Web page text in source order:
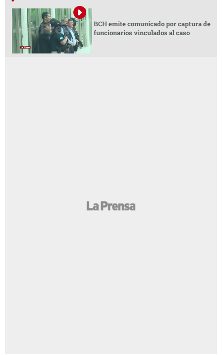
BCH emite comunicado por captura de
funcionarios vinculados al caso